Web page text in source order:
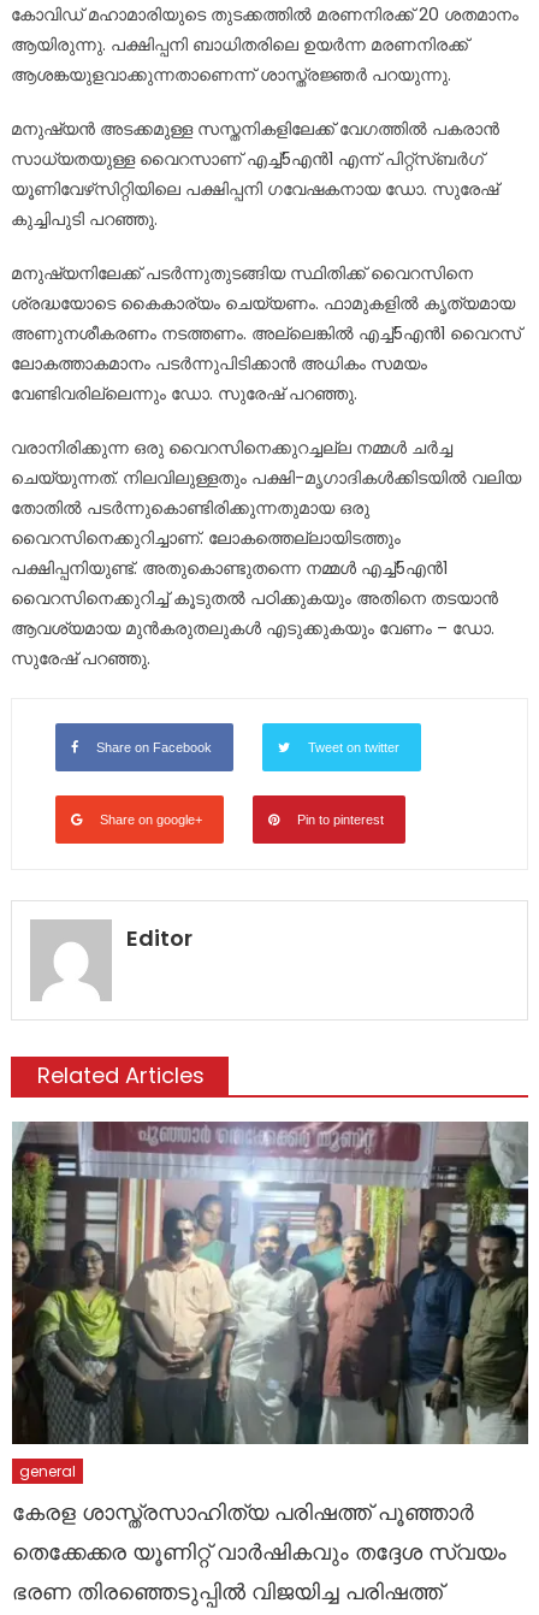
കോവിഡ് മഹാമാരിയുടെ തുടക്കത്തിൽ മരണനിരക്ക് 20 ശതമാനം
ആയിരുന്നു. പക്ഷിപ്പനി ബാധിതരിലെ ഉയർന്ന മരണനിരക്ക്
ആശങ്കയുളവാക്കുന്നതാണെന്ന് ശാസ്ത്രജ്ഞർ പറയുന്നു.
മനുഷ്യൻ അടക്കമുള്ള സസ്തനികളിലേക്ക് വേഗത്തിൽ പകരാൻ
സാധ്യതയുള്ള വൈറസാണ് എച്ച്5എൻ1 എന്ന് പിറ്റ്സ്ബർഗ്
യൂണിവേഴ്‌സിറ്റിയിലെ പക്ഷിപ്പനി ഗവേഷകനായ ഡോ. സുരേഷ്
കുച്ചിപുടി പറഞ്ഞു.
മനുഷ്യനിലേക്ക് പടർന്നുതുടങ്ങിയ സ്ഥിതിക്ക് വൈറസിനെ
ശ്രദ്ധയോടെ കൈകാര്യം ചെയ്യണം. ഫാമുകളിൽ കൃത്യമായ
അണുനശീകരണം നടത്തണം. അല്ലെങ്കിൽ എച്ച്5എൻ1 വൈറസ്
ലോകത്താകമാനം പടർന്നുപിടിക്കാൻ അധികം സമയം
വേണ്ടിവരില്ലെന്നും ഡോ. സുരേഷ് പറഞ്ഞു.
വരാനിരിക്കുന്ന ഒരു വൈറസിനെക്കുറച്ചല്ല നമ്മൾ ചർച്ച
ചെയ്യുന്നത്. നിലവിലുള്ളതും പക്ഷി-മൃഗാദികൾക്കിടയിൽ വലിയ
തോതിൽ പടർന്നുകൊണ്ടിരിക്കുന്നതുമായ ഒരു
വൈറസിനെക്കുറിച്ചാണ്. ലോകത്തെല്ലായിടത്തും
പക്ഷിപ്പനിയുണ്ട്. അതുകൊണ്ടുതന്നെ നമ്മൾ എച്ച്5എൻ1
വൈറസിനെക്കുറിച്ച് കൂടുതൽ പഠിക്കുകയും അതിനെ തടയാൻ
ആവശ്യമായ മുൻകരുതലുകൾ എടുക്കുകയും വേണം – ഡോ.
സുരേഷ് പറഞ്ഞു.
Share on Facebook Tweet on twitter
Share on google+ Pin to pinterest
Editor
Related Articles
general
കേരള ശാസ്ത്രസാഹിത്യ പരിഷത്ത് പൂഞ്ഞാർ
തെക്കേക്കര യൂണിറ്റ് വാർഷികവും തദ്ദേശ സ്വയം
ഭരണ തിരഞ്ഞെടുപ്പിൽ വിജയിച്ച പരിഷത്ത്